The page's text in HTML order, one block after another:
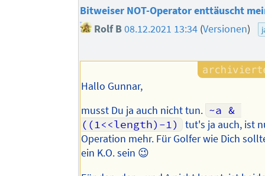
Bitweiser NOT-Operator enttäuscht
Rolf B08.12.2021 13:34 (Versionen)
Hallo Gunnar,
musst Du ja auch nicht tun. ~a &
((1<<length)-1)
tut's ja auch, ist
Operation mehr. Für Golfer wie Dich
ein K.O. sein 😉